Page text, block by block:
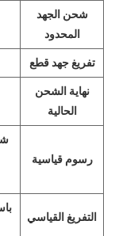
شحن الجهد
المحدود
تفريغ جهد قطع
نهاية الشحن
الحالية
رسوم قياسية
التفريغ القياسي